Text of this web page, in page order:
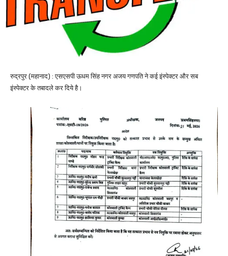
रुद्रपुर (महानाद) : एसएसपी ऊधम सिंह नगर अजय गणपति ने कई इंस्पेक्टर और सब
इंस्पेक्टर के तबादले कर दिये है।